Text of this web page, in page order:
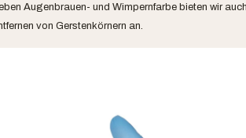
Augenbrauen- und Wimpernfarbe bieten wir
von Gerstenkörnern an.